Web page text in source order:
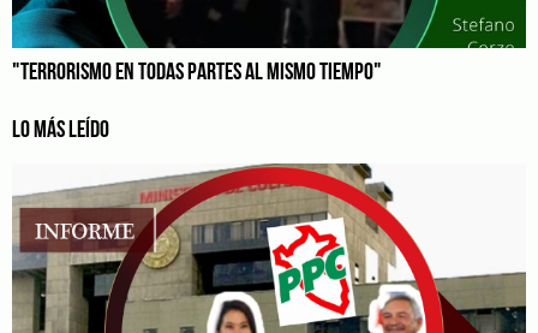
"TERRORISMO EN TODAS PARTES AL MISMO TIEMPO"
LO MÁS LEÍDO